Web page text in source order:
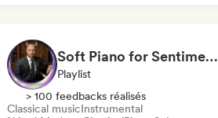
Soft Piano for Sentimental Souls (Keys From Above)
Playlist
> 100 feedbacks réalisés
Classical musicInstrumental